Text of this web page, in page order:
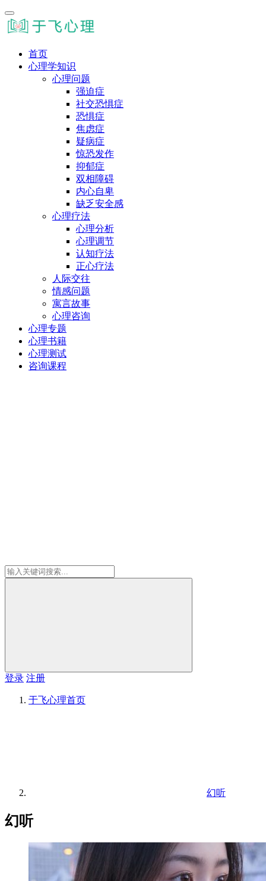
首页
心理学知识
心理问题
强迫症
社交恐惧症
恐惧症
焦虑症
疑病症
惊恐发作
抑郁症
双相障碍
内心自卑
缺乏安全感
心理疗法
心理分析
心理调节
认知疗法
正心疗法
人际交往
情感问题
寓言故事
心理咨询
心理专题
心理书籍
心理测试
咨询课程
登录 注册
于飞心理首页
幻听
幻听